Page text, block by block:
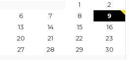
1
2
6 7 8
9
13 14 15
16
20 21 22
23
27 28 29
30